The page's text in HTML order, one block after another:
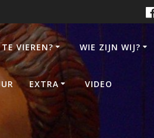
VIEREN? WIE ZIJN WIJ?
EXTRA VIDEO